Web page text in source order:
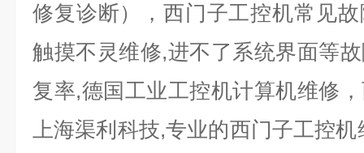
修复诊断），西门子工控机常见
触摸不灵维修,进不了系统界面等
复率,德国工业工控机计算机维修
上海渠利科技,专业的西门子工控机